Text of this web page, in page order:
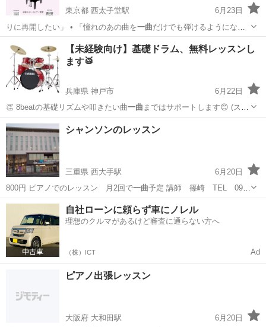
東京都 西太子堂駅
6月23日
りに再開したい」 • 「憧れのあの曲を一曲だけでも弾けるようになり
たい」 • 「…世田谷区 西太子堂駅 ピアノ シニア
【未経験向け】基礎ドラム、無料レッスンし
ます🥁
兵庫県 神戸市
6月22日
👏 8beatの基礎リズムや叩きたい曲一曲 まではサポートします😊 (スタ
ジオレン…
兵庫 神戸市
シャンソンのレッスン
三重県 西大手駅
6月20日
800円 ピアノでのレッスン 月2回で一曲予定 講師 篠崎 TEL 090-
11…
三重 伊賀市 西大手駅 ボーカル
自社ローンに頼らず車にノレル
理想のクルマがあるけど審査に通らない方へ
（株）ICT Ad
ピアノ出張レッスン
大阪府 大和田駅
6月20日